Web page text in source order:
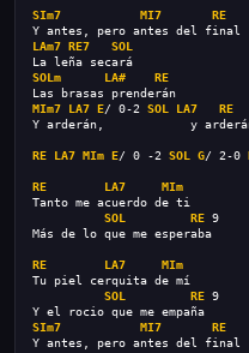
SIm7 MI7
RE
Y antes, pero antes del final
LAm7 RE7
SOL
La leña secará
SOLm
LA#
RE
Las brasas prenderán
MIm7
LA7 E/ 0-2 SOL LA7
RE
Y arderán,            y
RE LA7 MIm E/ 0 -2 SOL G/ 2-0
RE LA7
MIm
Tanto me acuerdo de ti
SOL
RE 9
Más de lo que me esperaba
RE LA7
MIm
Tu piel cerquita de mí
SOL
RE 9
Y el rocio que me empaña
SIm7
MI7
RE
Y antes, pero antes del final